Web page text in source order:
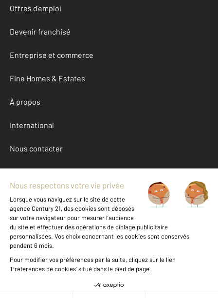
Offres d'emploi
Devenir franchisé
Entreprise et commerce
Fine Homes & Estates
À propos
International
Nous contacter
Mentions légales & CGU et Barèmes d'honoraires
Données personnelles
Gestionnaire des cookies
Achat maison autour de VANNES (56000)